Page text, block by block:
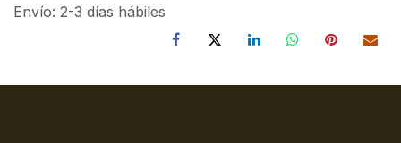
Envío: 2-3 días hábiles